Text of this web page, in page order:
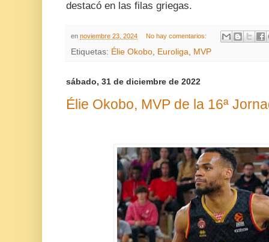
destacó en las filas griegas.
en noviembre 23, 2024 No hay comentarios:
Etiquetas: Élie Okobo, Euroliga, MVP
sábado, 31 de diciembre de 2022
Élie Okobo, MVP de la 16ª